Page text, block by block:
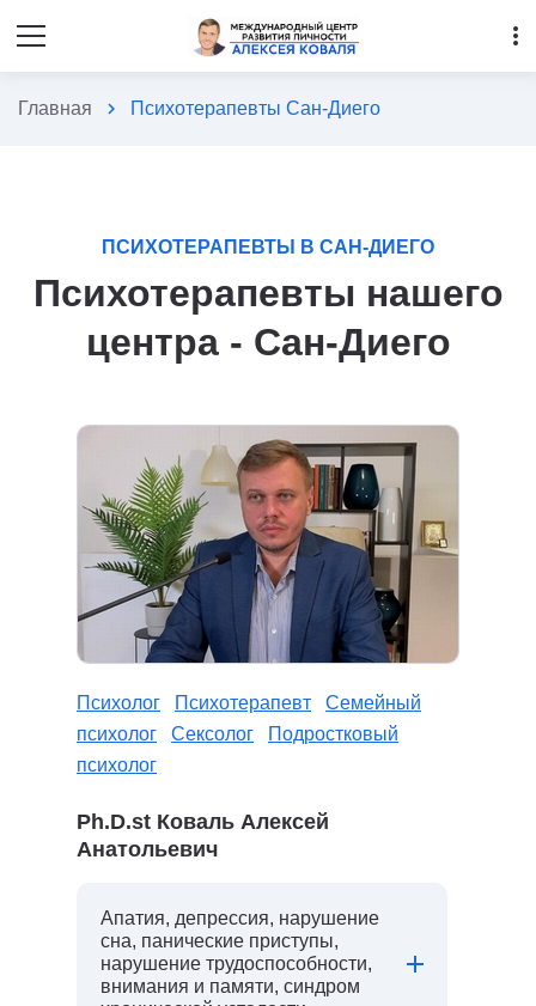
more_vert
Главная chevron_right Психотерапевты Сан-Диего
ПСИХОТЕРАПЕВТЫ В САН-ДИЕГО
Психотерапевты нашего
центра - Сан-Диего
Психолог Психотерапевт
Семейный
психолог
Сексолог
Подростковый
психолог
Ph.D.st Коваль Алексей
Анатольевич
Апатия, депрессия, нарушение
сна, панические приступы,
нарушение трудоспособности,
внимания и памяти, синдром